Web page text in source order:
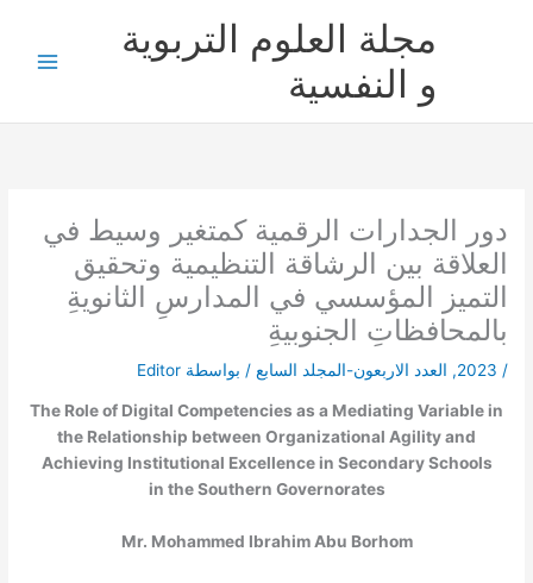
مجلة العلوم التربوية
و النفسية
دور الجدارات الرقمية كمتغير وسيط في
العلاقة بين الرشاقة التنظيمية وتحقيق
التميز المؤسسي في المدارسِ الثانويةِ
بالمحافظاتِ الجنوبيةِ
/
2023
, العدد الاربعون-المجلد السابع / بواسطة Editor
The Role of Digital Competencies as a Mediating Variable in
the Relationship between Organizational Agility and
Achieving Institutional Excellence in Secondary Schools
in the Southern Governorates
Mr. Mohammed Ibrahim Abu Borhom